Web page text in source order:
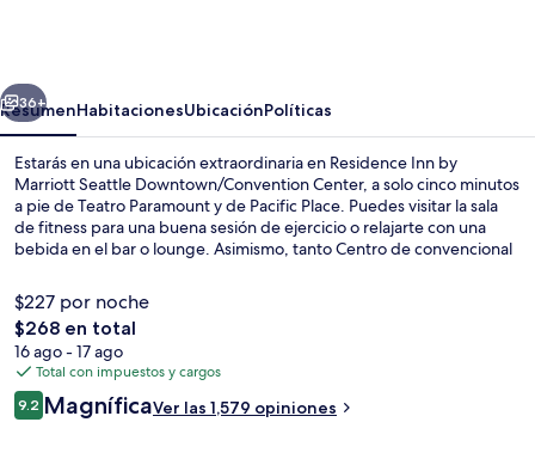
Seattle
Downtown/Convention
Center
Siguiente
36+
ResumenHabitacionesUbicaciónPolíticas
Estarás en una ubicación extraordinaria en Residence Inn by
Marriott Seattle Downtown/Convention Center, a solo cinco minutos
a pie de Teatro Paramount y de Pacific Place. Puedes visitar la sala
de fitness para una buena sesión de ejercicio o relajarte con una
bebida en el bar o lounge. Asimismo, tanto Centro de convencional
están a solo 10 minutos a pie. El personal amable y el desayuno
reciben muy buenas calificaciones de otros visitantes. Hay opciones
de transporte público a una corta distancia a pie: Estación de metro
de Westlake Ave Hub está a 6 minutos y Estación de metro de
Westlake 7th St está a 6 minutos.
$227 por noche
El
precio
total
es
de
$268 en total
16 ago - 17 ago
Total con impuestos y cargos
Opiniones
9.29.2 de 10,
MagníficaVer las 1,579 opiniones